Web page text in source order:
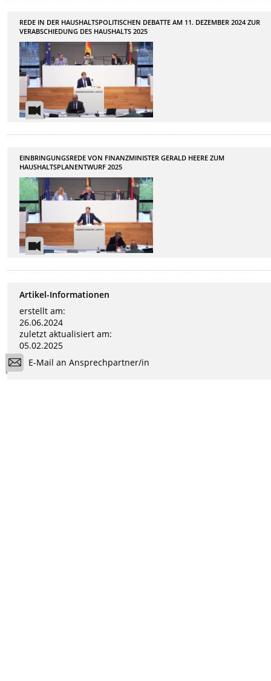
REDE IN DER HAUSHALTSPOLITISCHEN DEBATTE AM 11. DEZEMBER 2024 ZUR
VERABSCHIEDUNG DES HAUSHALTS 2025
EINBRINGUNGSREDE VON FINANZMINISTER GERALD HEERE ZUM
HAUSHALTSPLANENTWURF 2025
Artikel-Informationen
erstellt am:
26.06.2024
zuletzt aktualisiert am:
05.02.2025
E-Mail an Ansprechpartner/in